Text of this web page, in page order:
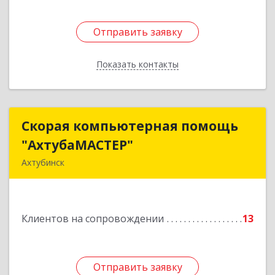
Отправить заявку
Показать контакты
Отправить заявку
Назад
Скорая компьютерная помощь
"АхтубаМАСТЕР"
Ахтубинск
Клиентов на сопровождении 13
Отправить заявку
Скорая компьютерная помощь
Подробнее
Отправить заявку